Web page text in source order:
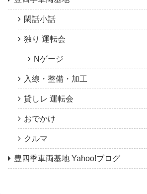
閑話小話
独り 運転会
Nゲージ
入線・整備・加工
貸しレ 運転会
おでかけ
クルマ
豊四季車両基地 Yahoo!ブログ